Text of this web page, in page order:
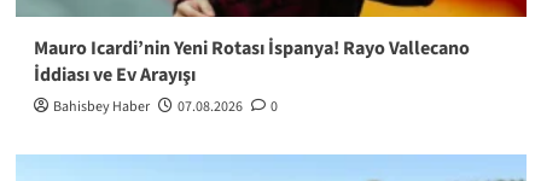
Mauro Icardi’nin Yeni Rotası İspanya! Rayo Vallecano
İddiası ve Ev Arayışı
Bahisbey Haber 07.08.2026 0